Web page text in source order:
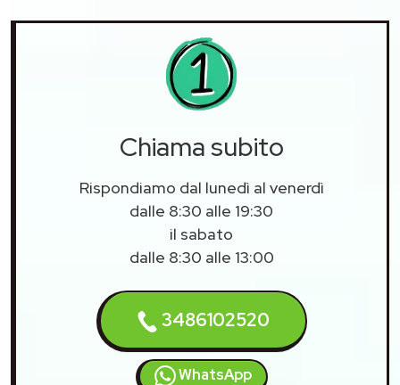
Chiama subito
Rispondiamo dal lunedì al venerdì
dalle 8:30 alle 19:30
il sabato
dalle 8:30 alle 13:00
3486102520
WhatsApp